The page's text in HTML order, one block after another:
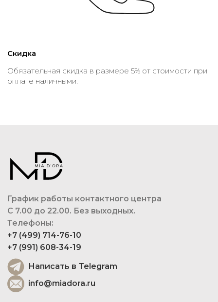
Скидка
Обязательная скидка в размере 5% от стоимости при
оплате наличными.
График работы контактного центра
С 7.00 до 22.00. Без выходных.
Телефоны:
+7 (499) 714-76-10
+7 (991) 608-34-19
Написать в Telegram
info@miadora.ru